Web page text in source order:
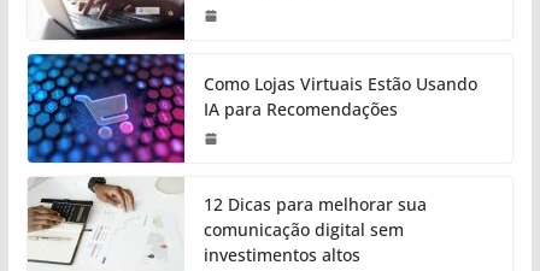
Como Lojas Virtuais Estão Usando
IA para Recomendações
12 Dicas para melhorar sua
comunicação digital sem
investimentos altos